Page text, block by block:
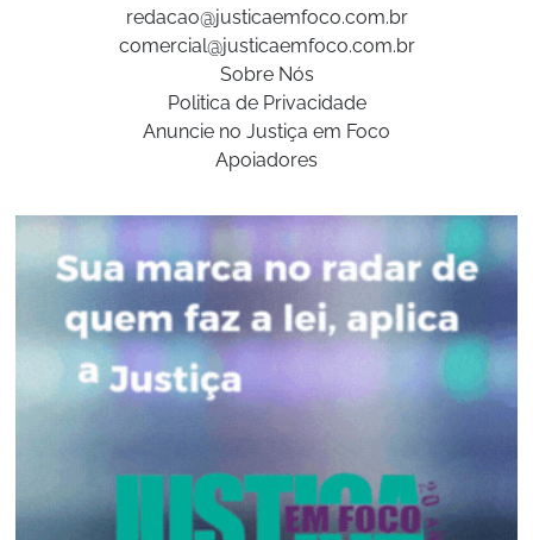
redacao@justicaemfoco.com.br
comercial@justicaemfoco.com.br
Sobre Nós
Politica de Privacidade
Anuncie no Justiça em Foco
Apoiadores